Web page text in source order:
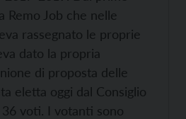
Remo Job che nelle
rassegnato le proprie
dato la propria
di proposta delle
eletta oggi dal Consiglio
voti. I votanti sono